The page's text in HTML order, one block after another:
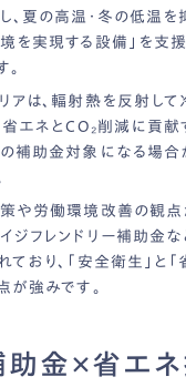
、夏の高温・冬の低温を
を実現する設備」を支
アは、輻射熱を反射し
省エネとCO₂削減に貢献
補助金対象になる場合
や労働環境改善の観点
ジフレンドリー補助金
ており、「安全衛生」と
が強みです。
金×省エネ